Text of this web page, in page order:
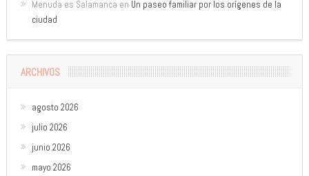
Menuda es Salamanca en Un paseo familiar por los orígenes de la
ciudad
ARCHIVOS
agosto 2026
julio 2026
junio 2026
mayo 2026